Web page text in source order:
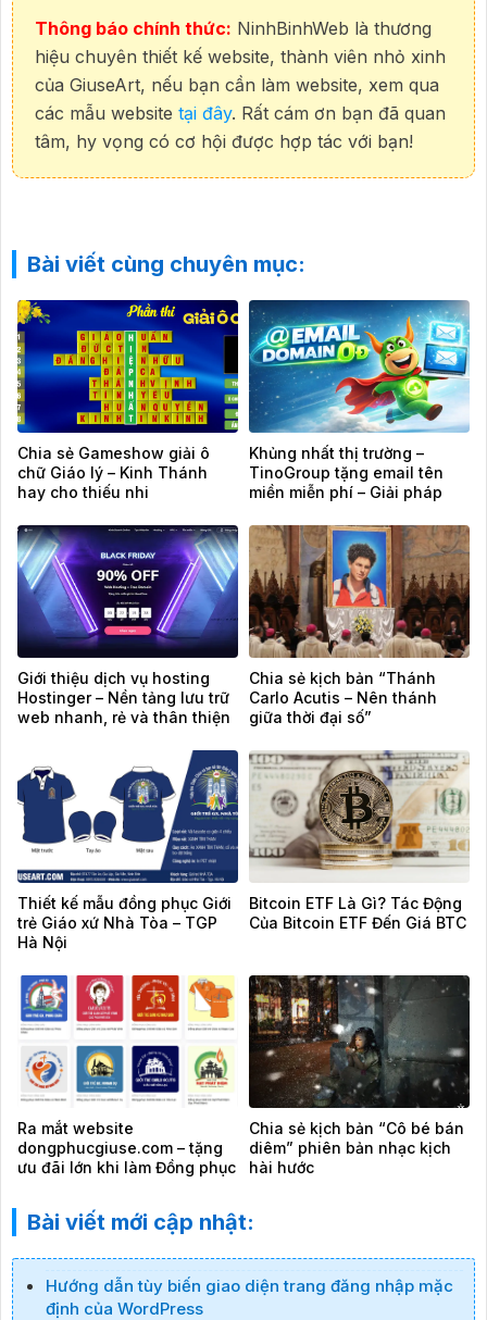
Thông báo chính thức: NinhBinhWeb là thương
hiệu chuyên thiết kế website, thành viên nhỏ xinh
của GiuseArt, nếu bạn cần làm website, xem qua
các mẫu website tại đây. Rất cám ơn bạn đã quan
tâm, hy vọng có cơ hội được hợp tác với bạn!
Bài viết cùng chuyên mục:
Chia sẻ Gameshow giải ô
chữ Giáo lý – Kinh Thánh
hay cho thiếu nhi
Khủng nhất thị trường –
TinoGroup tặng email tên
miền miễn phí – Giải pháp
website
Giới thiệu dịch vụ hosting
Hostinger – Nền tảng lưu trữ
web nhanh, rẻ và thân thiện
Chia sẻ kịch bản “Thánh
Carlo Acutis – Nên thánh
giữa thời đại số”
Thiết kế mẫu đồng phục Giới
trẻ Giáo xứ Nhà Tòa – TGP
Hà Nội
Bitcoin ETF Là Gì? Tác Động
Của Bitcoin ETF Đến Giá BTC
Ra mắt website
dongphucgiuse.com – tặng
ưu đãi lớn khi làm Đồng phục
Chia sẻ kịch bản “Cô bé bán
diêm” phiên bản nhạc kịch
hài hước
Bài viết mới cập nhật:
Hướng dẫn tùy biến giao diện trang đăng nhập mặc
định của WordPress